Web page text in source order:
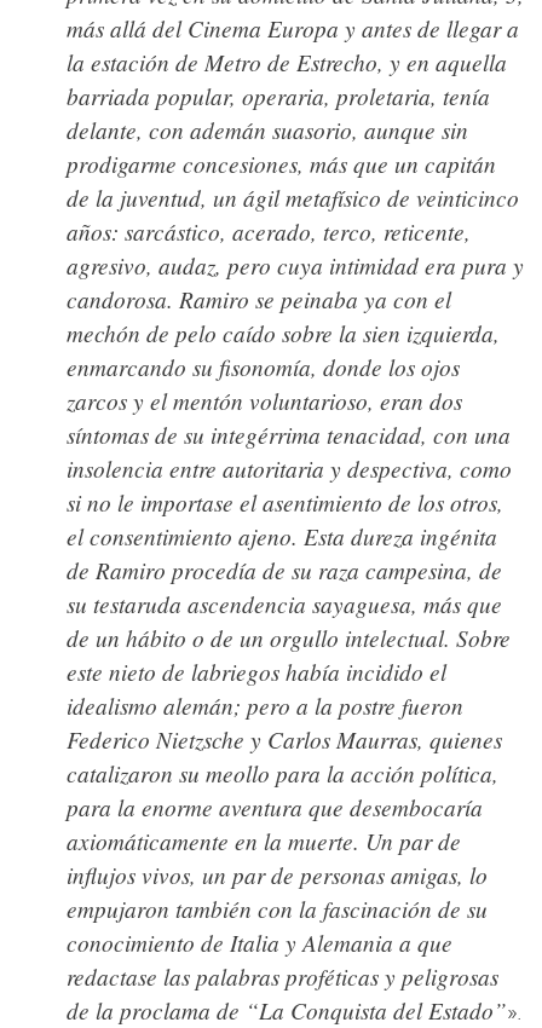
más allá del Cinema Europa y antes de llegar a
la estación de Metro de Estrecho, y en aquella
barriada popular, operaria, proletaria, tenía
delante, con ademán suasorio, aunque sin
prodigarme concesiones, más que un capitán
de la juventud, un ágil metafísico de veinticinco
años: sarcástico, acerado, terco, reticente,
agresivo, audaz, pero cuya intimidad era pura y
candorosa. Ramiro se peinaba ya con el
mechón de pelo caído sobre la sien izquierda,
enmarcando su fisonomía, donde los ojos
zarcos y el mentón voluntarioso, eran dos
síntomas de su integérrima tenacidad, con una
insolencia entre autoritaria y despectiva, como
si no le importase el asentimiento de los otros,
el consentimiento ajeno. Esta dureza ingénita
de Ramiro procedía de su raza campesina, de
su testaruda ascendencia sayaguesa, más que
de un hábito o de un orgullo intelectual. Sobre
este nieto de labriegos había incidido el
idealismo alemán; pero a la postre fueron
Federico Nietzsche y Carlos Maurras, quienes
catalizaron su meollo para la acción política,
para la enorme aventura que desembocaría
axiomáticamente en la muerte. Un par de
influjos vivos, un par de personas amigas, lo
empujaron también con la fascinación de su
conocimiento de Italia y Alemania a que
redactase las palabras proféticas y peligrosas
de la proclama de “La Conquista del Estado”».